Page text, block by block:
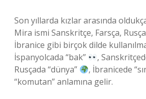
Son yıllarda kızlar arasında
Mira ismi Sanskritçe, Farsça,
İbranice gibi birçok dilde
İspanyolcada “bak”
,
Rusçada “dünya”
, İbranicede
“komutan” anlamına gelir.